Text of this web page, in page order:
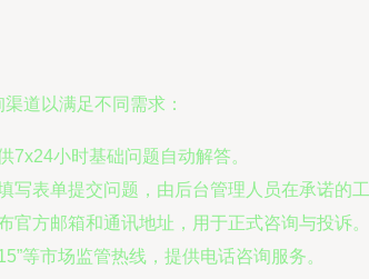
道以满足不同需求：
7x24小时基础问题自动解答。
写表单提交问题，由后台管理人员在承诺的工
官方邮箱和通讯地址，用于正式咨询与投诉。
等市场监管热线，提供电话咨询服务。